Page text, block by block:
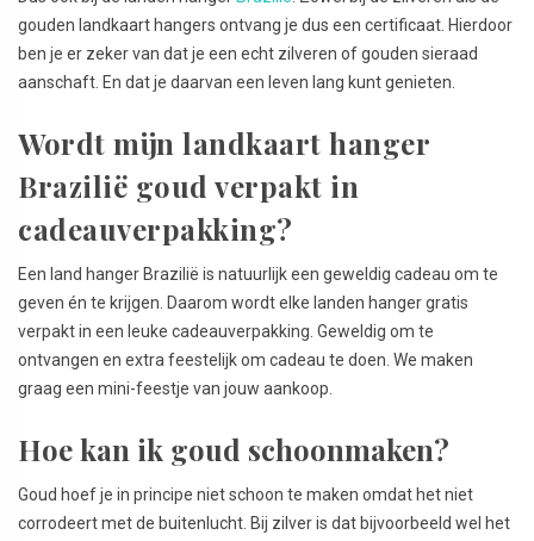
gouden landkaart hangers ontvang je dus een certificaat. Hierdoor
ben je er zeker van dat je een echt zilveren of gouden sieraad
aanschaft. En dat je daarvan een leven lang kunt genieten.
Wordt mijn landkaart hanger
Brazilië goud verpakt in
cadeauverpakking?
Een land hanger Brazilië is natuurlijk een geweldig cadeau om te
geven én te krijgen. Daarom wordt elke landen hanger gratis
verpakt in een leuke cadeauverpakking. Geweldig om te
ontvangen en extra feestelijk om cadeau te doen. We maken
graag een mini-feestje van jouw aankoop.
Hoe kan ik goud schoonmaken?
Goud hoef je in principe niet schoon te maken omdat het niet
corrodeert met de buitenlucht. Bij zilver is dat bijvoorbeeld wel het